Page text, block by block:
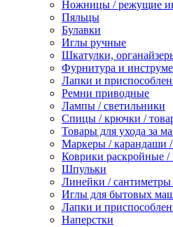
Ножницы / режущие
Пяльцы
Булавки
Иглы ручные
Шкатулки,
Фурнитура и
Лапки и
Ремни приводные
Лампы / светильники
Спицы / крючки /
Товары для ухода за
Маркеры / карандаши
Коврики раскройные /
Шпульки
Линейки / сантиметры
Иглы для бытовых
Лапки и
Наперстки